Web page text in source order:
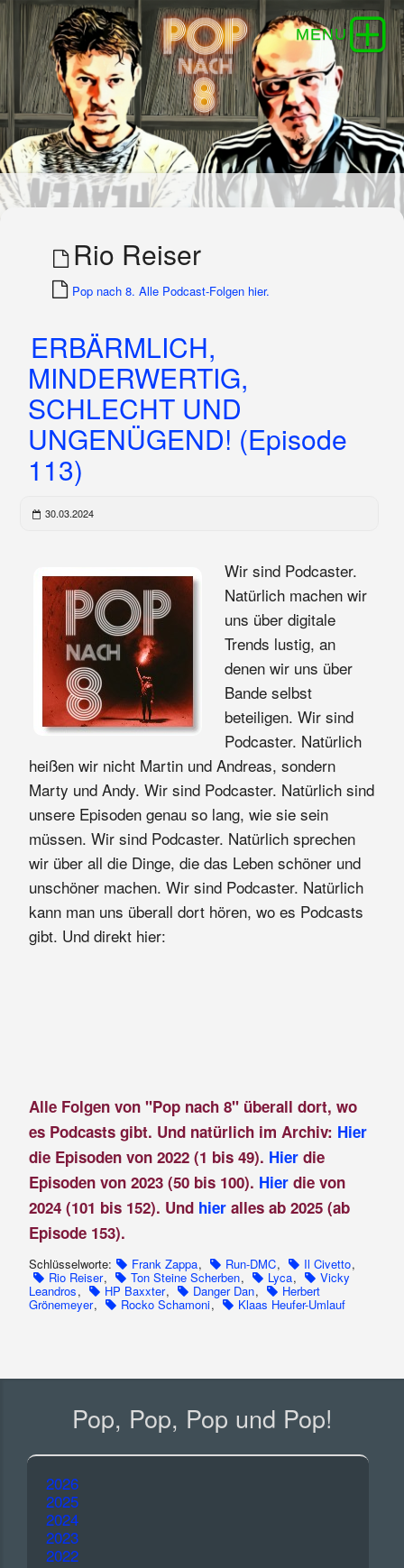
Rio Reiser
Pop nach 8. Alle Podcast-Folgen hier.
ERBÄRMLICH,
MINDERWERTIG,
SCHLECHT UND
UNGENÜGEND! (Episode
113)
30.03.2024
Wir sind Podcaster.
Natürlich machen wir
uns über digitale
Trends lustig, an
denen wir uns über
Bande selbst
beteiligen. Wir sind
Podcaster. Natürlich
heißen wir nicht Martin und Andreas, sondern
Marty und Andy. Wir sind Podcaster. Natürlich sind
unsere Episoden genau so lang, wie sie sein
müssen. Wir sind Podcaster. Natürlich sprechen
wir über all die Dinge, die das Leben schöner und
unschöner machen. Wir sind Podcaster. Natürlich
kann man uns überall dort hören, wo es Podcasts
gibt. Und direkt hier:
Alle Folgen von "Pop nach 8" überall dort, wo
es Podcasts gibt. Und natürlich im Archiv: Hier
die Episoden von 2022 (1 bis 49). Hierdie
Episoden von 2023 (50 bis 100). Hier die von
2024 (101 bis 152). Und hier alles ab 2025 (ab
Episode 153).
Schlüsselworte: Frank Zappa, Run-DMC, Il Civetto,
Rio Reiser, Ton Steine Scherben, Lyca, Vicky
Leandros, HP Baxxter, Danger Dan, Herbert
Grönemeyer, Rocko Schamoni, Klaas Heufer-Umlauf
Pop, Pop, Pop und Pop!
2026
2025
2024
2023
2022